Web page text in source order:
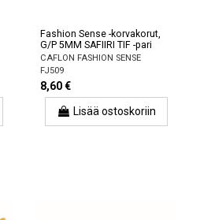
Fashion Sense -korvakorut,
G/P 5MM SAFIIRI TIF -pari
CAFLON FASHION SENSE
FJ509
8,60 €
Lisää ostoskoriin